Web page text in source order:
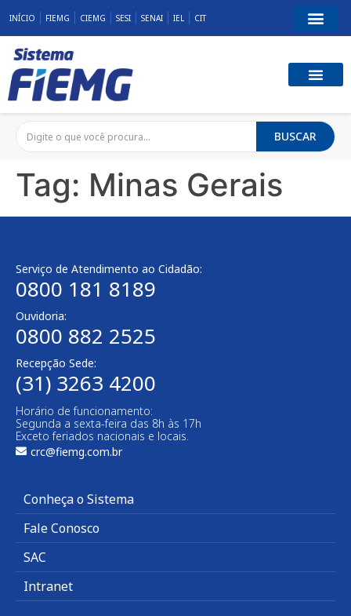
INÍCIO FIEMG CIEMG SESI SENAI IEL CIT
BUSCAR
Tag: Minas Gerais
Serviço de Atendimento ao Cidadão:
0800 181 8189
Ouvidoria:
0800 882 2525​
Recepção Sede:
(31) 3263 4200
Horário de funcionamento:
Segunda a sexta-feira das 8h às 17h
Exceto feriados nacionais e locais.
crc@fiemg.com.br
Conheça o Sistema
Fale Conosco
SAC
Intranet